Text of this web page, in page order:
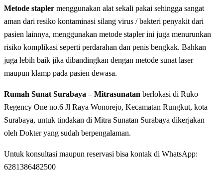
Metode stapler menggunakan alat sekali pakai sehingga sangat
aman dari resiko kontaminasi silang virus / bakteri penyakit dari
pasien lainnya, menggunakan metode stapler ini juga menurunkan
risiko komplikasi seperti perdarahan dan penis bengkak. Bahkan
juga lebih baik jika dibandingkan dengan metode sunat laser
maupun klamp pada pasien dewasa.
Rumah Sunat Surabaya – Mitrasunatan berlokasi di Ruko
Regency One no.6 Jl Raya Wonorejo, Kecamatan Rungkut, kota
Surabaya, untuk tindakan di Mitra Sunatan Surabaya dikerjakan
oleh Dokter yang sudah berpengalaman.
Untuk konsultasi maupun reservasi bisa kontak di WhatsApp:
6281386482500